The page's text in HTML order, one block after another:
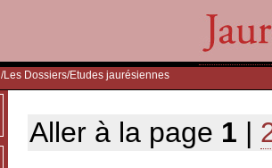
/Les Dossiers/Etudes jaurésiennes
Aller à la page 1 |